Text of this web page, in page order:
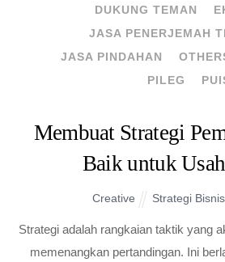
DUKUNG TEMAN
JASA PENERJEMAH
JASA PINDAHAN
PILEG
Membuat Strategi
Baik untuk
Creative Strategi Bisnis
Strategi adalah rangkaian taktik yang
memenangkan pertandingan. Ini